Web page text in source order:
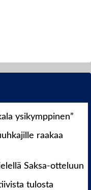
ysikymppinen”
raakaa
Saksa-otteluun
tulosta